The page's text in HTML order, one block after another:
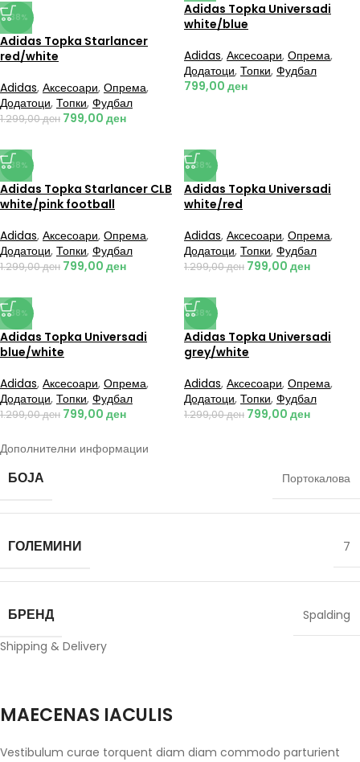
-38%
Adidas Topka Starlancer
red/white
Adidas, Аксесоари, Опрема,
Додатоци, Топки, Фудбал
1.299,00ден 799,00 ден
Adidas Topka Universadi
white/blue
Adidas, Аксесоари, Опрема,
Додатоци, Топки, Фудбал
799,00 ден
-38%
Adidas Topka Starlancer CLB
white/pink football
Adidas, Аксесоари, Опрема,
Додатоци, Топки, Фудбал
1.299,00ден 799,00 ден
-38%
Adidas Topka Universadi
white/red
Adidas, Аксесоари, Опрема,
Додатоци, Топки, Фудбал
1.299,00ден 799,00 ден
-38%
Adidas Topka Universadi
blue/white
Adidas, Аксесоари, Опрема,
Додатоци, Топки, Фудбал
1.299,00ден 799,00 ден
-38%
Adidas Topka Universadi
grey/white
Adidas, Аксесоари, Опрема,
Додатоци, Топки, Фудбал
1.299,00ден 799,00 ден
Дополнителни информации
БОЈА Портокалова
ГОЛЕМИНИ 7
БРЕНД
Spalding
Shipping & Delivery
MAECENAS IACULIS
Vestibulum curae torquent diam diam commodo parturient